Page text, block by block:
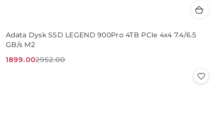
Adata Dysk SSD LEGEND 900Pro 4TB PCIe 4x4 7.4/6.5
GB/s M2
Cena
1899.00
Cena
2952.00